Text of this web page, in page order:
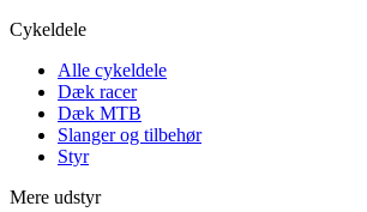
Cykeldele
Alle cykeldele
Dæk racer
Dæk MTB
Slanger og tilbehør
Styr
Mere udstyr